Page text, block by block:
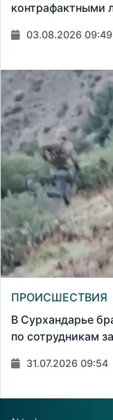
контрафактными
03.08.2026 09:49
ПРОИСШЕСТВИЯ
В Сурхандарье
по сотрудникам
31.07.2026 09:54